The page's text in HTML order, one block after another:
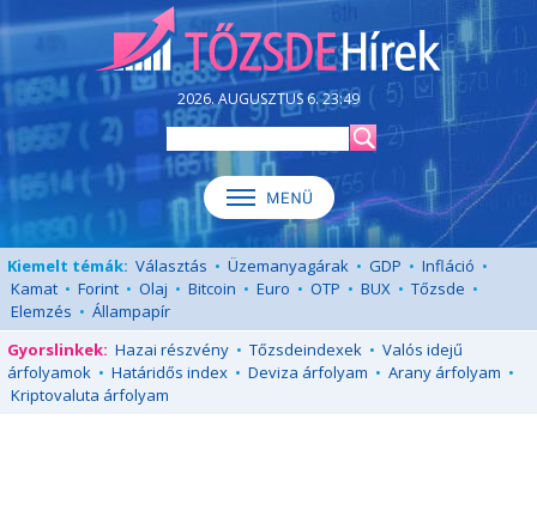
2026. AUGUSZTUS 6. 23:49
Kiemelt témák: Választás • Üzemanyagárak • GDP • Infláció •
Kamat • Forint • Olaj • Bitcoin • Euro • OTP • BUX • Tőzsde •
Elemzés • Állampapír
Gyorslinkek: Hazai részvény • Tőzsdeindexek • Valós idejű
árfolyamok • Határidős index • Deviza árfolyam • Arany árfolyam •
Kriptovaluta árfolyam